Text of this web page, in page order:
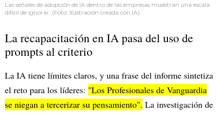
Las señales de adopción de IA dentro de las empresas muestran una escala
difícil de ignorar. (Foto: Ilustración creada con IA).
La recapacitación en IA pasa del uso de
prompts al criterio
La IA tiene límites claros, y una frase del informe sintetiza
el reto para los líderes: "Los Profesionales de Vanguardia
se niegan a tercerizar su pensamiento". La investigación de